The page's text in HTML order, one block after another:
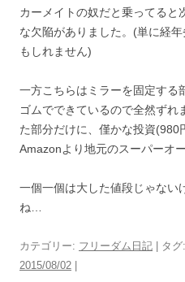
カーメイトの奴だと乗ってると
な欠陥がありました。(単に経
もしれません)
一方こちらはミラーを固定する
ゴムでできているので全然ず
た部分だけに、僅かな投資(980
Amazonより地元のスーパーオ
一個一個は大した値段じゃない
ね…
カテゴリー: フリーダム日記 | タグ:
2015/08/02